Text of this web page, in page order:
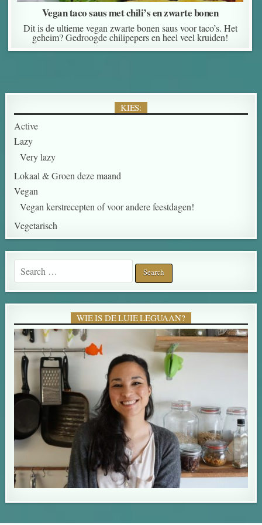
Vegan taco saus met chili’s en zwarte bonen
Dit is de ultieme vegan zwarte bonen saus voor taco’s. Het
geheim? Gedroogde chilipepers en heel veel kruiden!
KIES:
Active
Lazy
Very lazy
Lokaal & Groen deze maand
Vegan
Vegan kerstrecepten of voor andere feestdagen!
Vegetarisch
Search for:
WIE IS DE LUIE LEGUAAN?